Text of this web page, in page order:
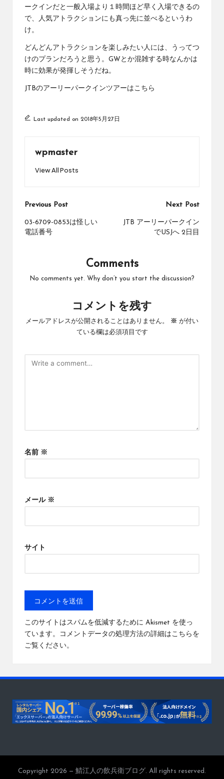
ークインだと一般入場より１時間ほど早く入場できるの
で、人気アトラクションにも真っ先に並べるというわ
け。
どんどんアトラクションを楽しみたい人には、うってつ
けのプランだろうと思う。GWとか混雑する時なんかは
時に効果が発揮しそうだね。
JTBのアーリーパークインツアーはこちら
Last updated on 2018年5月27日
wpmaster
View All Posts
Post
navigation
Previous Post
03-6709-0853は怪しい
電話番号
Next Post
JTB アーリーパークイン
でUSJへ 2日目
Comments
No comments yet. Why don’t you start the discussion?
コメントを残す
メールアドレスが公開されることはありません。 ※ が付い
ている欄は必須項目です
名前 ※
メール ※
サイト
このサイトはスパムを低減するために Akismet を使っ
ています。
コメントデータの処理方法の詳細はこちらを
ご覧ください。
Copyright 2026 — 鯖江人の飲兵衛ブログ. All rights reserved.